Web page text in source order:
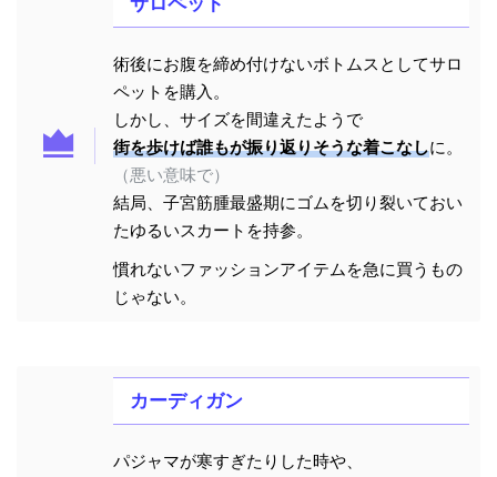
術後にお腹を締め付けないボトムスとしてサロ
ペットを購入。
しかし、サイズを間違えたようで
街を歩けば誰もが振り返りそうな着こなしに。
（悪い意味で）
結局、子宮筋腫最盛期にゴムを切り裂いておい
たゆるいスカートを持参。
慣れないファッションアイテムを急に買うもの
じゃない。
カーディガン
パジャマが寒すぎたりした時や、